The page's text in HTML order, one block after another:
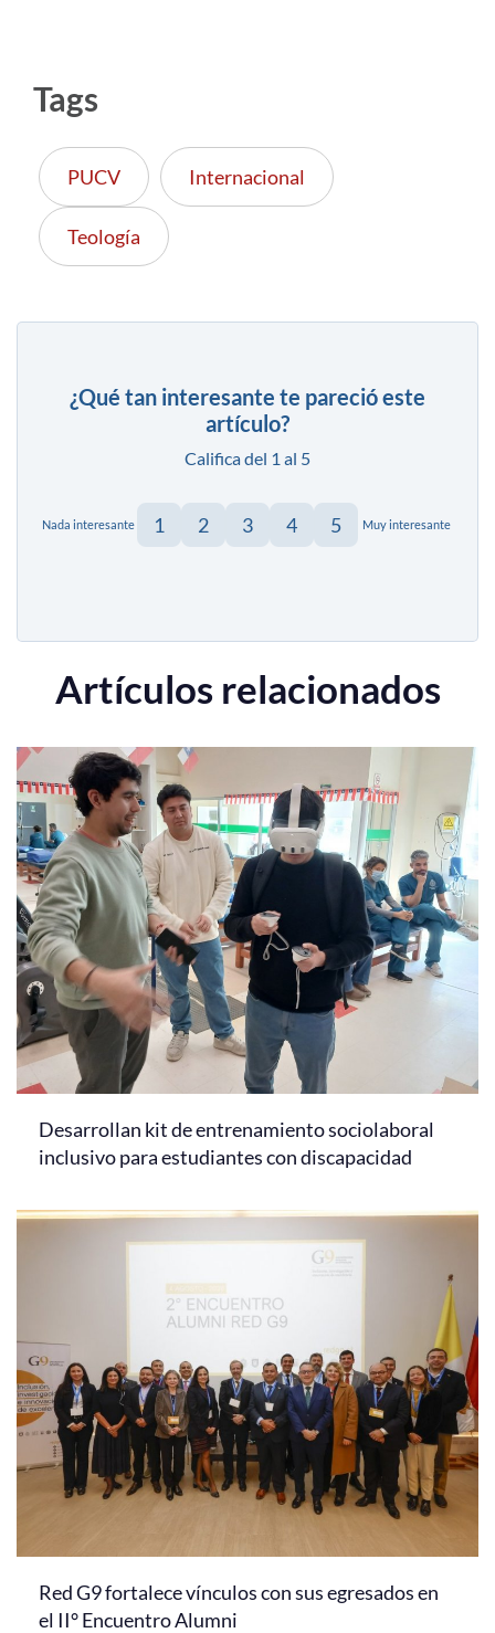
Tags
PUCV Internacional
Teología
¿Qué tan interesante te pareció este
artículo?
Califica del 1 al 5
Nada interesante 1 2 3 4 5 Muy interesante
Artículos relacionados
Desarrollan kit de entrenamiento sociolaboral
inclusivo para estudiantes con discapacidad
Red G9 fortalece vínculos con sus egresados en
el II° Encuentro Alumni